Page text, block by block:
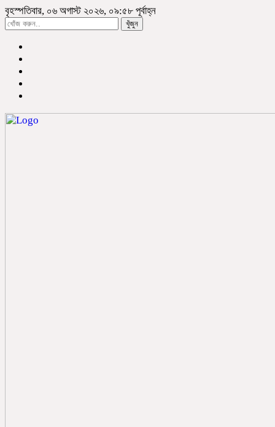
বৃহস্পতিবার, ০৬ অগাস্ট ২০২৬, ০৯:৫৮ পূর্বাহ্ন
খুঁজুন